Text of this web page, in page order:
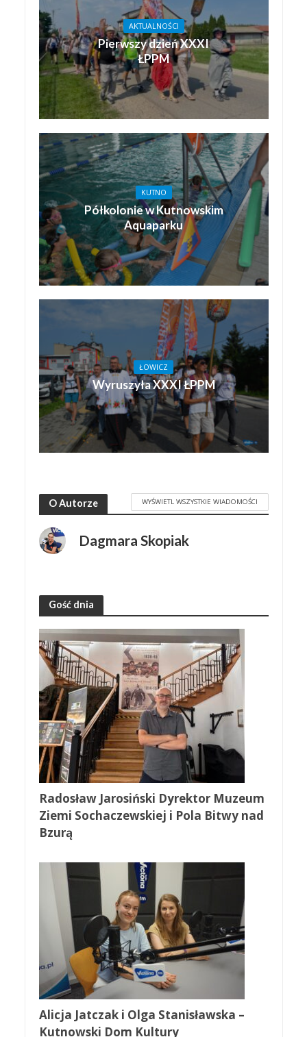
AKTUALNOŚCI
Pierwszy dzień XXXI
ŁPPM
KUTNO
Półkolonie w Kutnowskim
Aquaparku
ŁOWICZ
Wyruszyła XXXI ŁPPM
O Autorze WYŚWIETL WSZYSTKIE WIADOMOŚCI
Dagmara Skopiak
Gość dnia
Radosław Jarosiński Dyrektor Muzeum
Ziemi Sochaczewskiej i Pola Bitwy nad
Bzurą
Alicja Jatczak i Olga Stanisławska –
Kutnowski Dom Kultury